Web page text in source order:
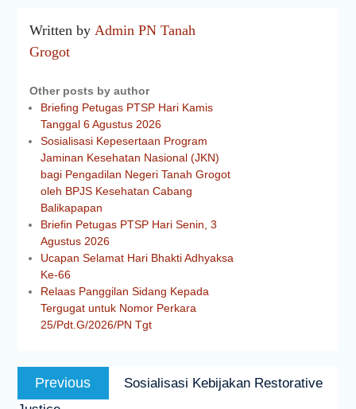
Written by Admin PN Tanah
Grogot
Other posts by author
Briefing Petugas PTSP Hari Kamis
Tanggal 6 Agustus 2026
Sosialisasi Kepesertaan Program
Jaminan Kesehatan Nasional (JKN)
bagi Pengadilan Negeri Tanah Grogot
oleh BPJS Kesehatan Cabang
Balikapapan
Briefin Petugas PTSP Hari Senin, 3
Agustus 2026
Ucapan Selamat Hari Bhakti Adhyaksa
Ke-66
Relaas Panggilan Sidang Kepada
Tergugat untuk Nomor Perkara
25/Pdt.G/2026/PN Tgt
Previous
Sosialisasi Kebijakan Restorative